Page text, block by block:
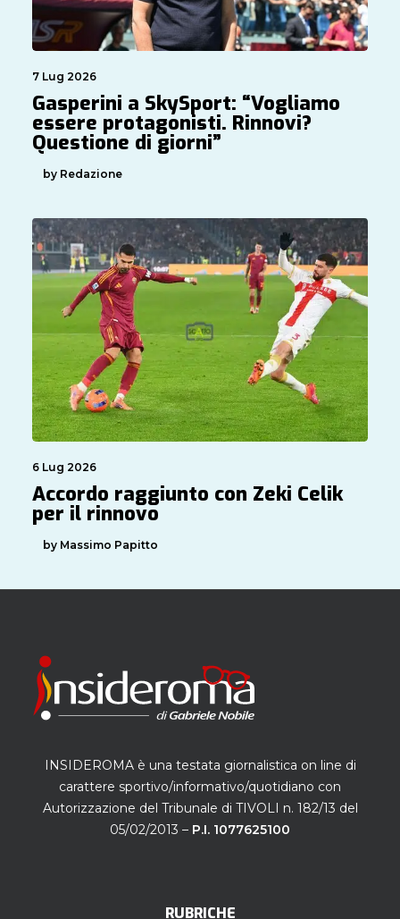
7 Lug 2026
Gasperini a SkySport: “Vogliamo
essere protagonisti. Rinnovi?
Questione di giorni”
by Redazione
6 Lug 2026
Accordo raggiunto con Zeki Celik
per il rinnovo
by Massimo Papitto
INSIDEROMA è una testata giornalistica on line di
carattere sportivo/informativo/quotidiano con
Autorizzazione del Tribunale di TIVOLI n. 182/13 del
05/02/2013 – P.I. 1077625100
RUBRICHE